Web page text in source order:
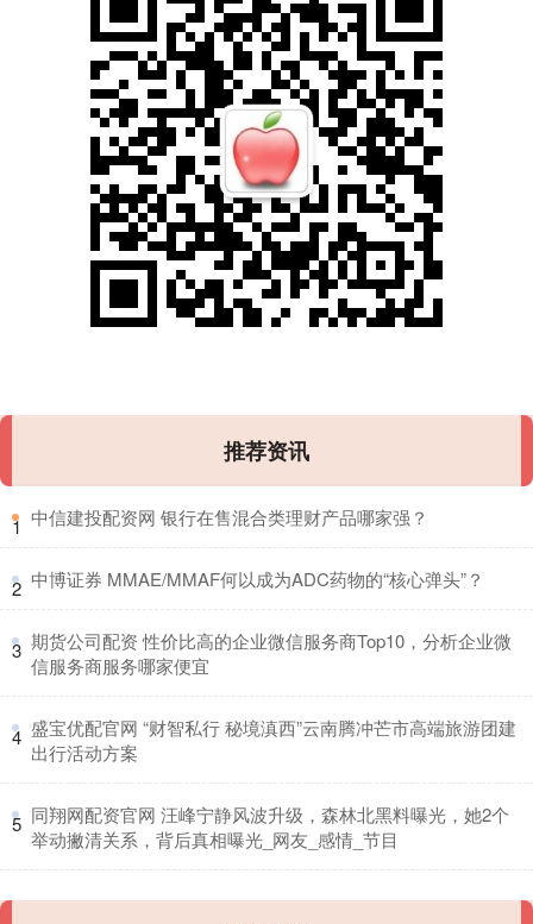
推荐资讯
1 ​中信建投配资网 银行在售混合类理财产品哪家强？
2 ​中博证券 MMAE/MMAF何以成为ADC药物的“核心弹头”？
3 ​期货公司配资 性价比高的企业微信服务商Top10，分析企业微
信服务商服务哪家便宜
4 ​盛宝优配官网 “财智私行 秘境滇西”云南腾冲芒市高端旅游团建
出行活动方案
5 ​同翔网配资官网 汪峰宁静风波升级，森林北黑料曝光，她2个
举动撇清关系，背后真相曝光_网友_感情_节目